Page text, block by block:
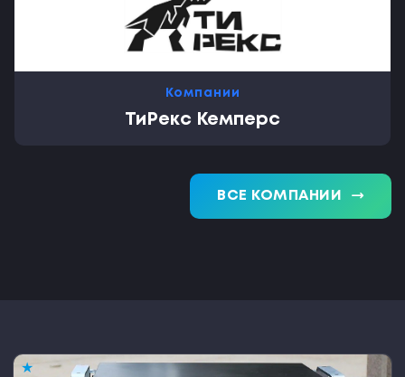
Компании
ТиРекс Кемперс
ВСЕ КОМПАНИИ trending_flat
★